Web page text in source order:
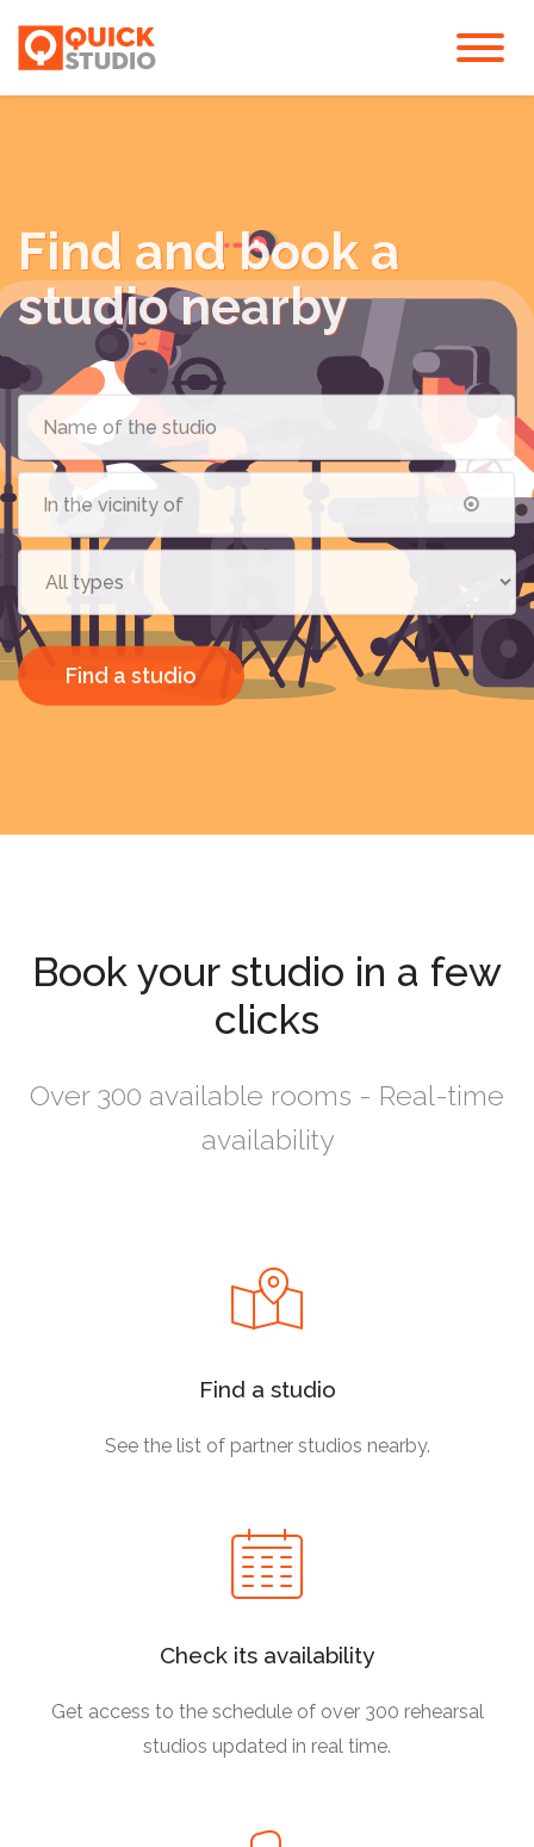
Find and book a
studio nearby
Find a studio
Book your studio in a few
clicks
Over 300 available rooms - Real-time
availability
Find a studio
See the list of partner studios nearby.
Check its availability
Get access to the schedule of over 300 rehearsal
studios updated in real time.